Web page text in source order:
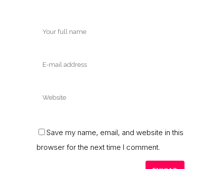
Save my name, email, and website in this
browser for the next time I comment.